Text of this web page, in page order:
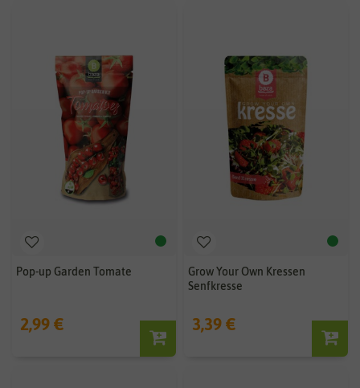
Pop-up Garden Tomate
2,99 €
Grow Your Own Kressen
Senfkresse
3,39 €